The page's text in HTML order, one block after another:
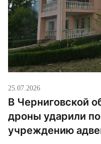
25.07.2026
В Черниговской
дроны ударили
учреждению